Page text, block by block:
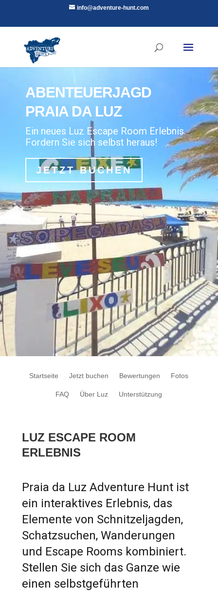
info@adventure-hunt.com
ABENTEUERJAGD
PRAIA DA LUZ
Ein neues Luz Escape Room Erlebnis.
Fordern Sie sich selbst heraus!
JETZT BUCHEN
Startseite Jetzt buchen Bewertungen Fotos
FAQ Über Luz Unterstützung
LUZ ESCAPE ROOM
ERLEBNIS
Praia da Luz Adventure Hunt ist
ein interaktives Erlebnis, das
Elemente von Schnitzeljagden,
Schatzsuchen, Wanderungen
und Escape Rooms kombiniert.
Stellen Sie sich das Ganze wie
einen selbstgeführten